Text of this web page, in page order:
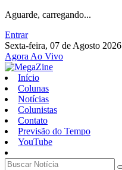
Aguarde, carregando...
Entrar
Sexta-feira, 07 de Agosto 2026
Agora Ao Vivo
Início
Colunas
Notícias
Colunistas
Contato
Previsão do Tempo
YouTube